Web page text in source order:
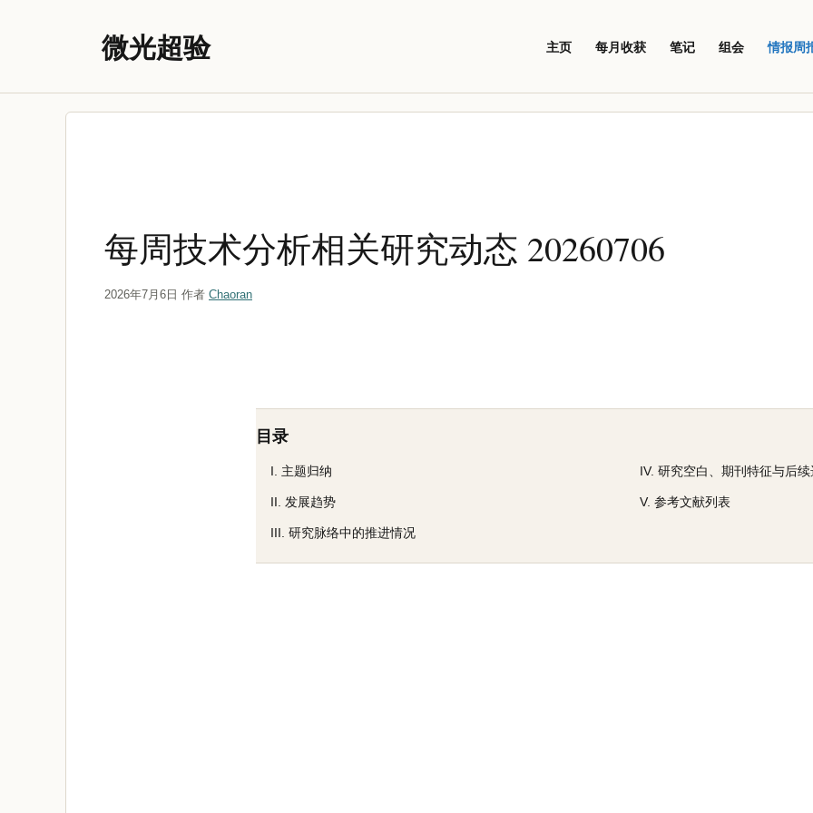
微光超验 主页 每月收获 笔记 组会 情报周
每周技术分析相关研究动态 20260706
2026年7月6日 作者 Chaoran
目录
I. 主题归纳
II. 发展趋势
III. 研究脉络中的推进情况
IV. 研究空白、期刊特征与后
V. 参考文献列表